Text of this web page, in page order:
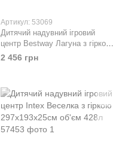
Артикул: 53069
Дитячий надувний ігровий
центр Bestway Лагуна з гіркою
та аксесуарами 265х265х16см
об'єм 208 л BW 53069
2 456 грн